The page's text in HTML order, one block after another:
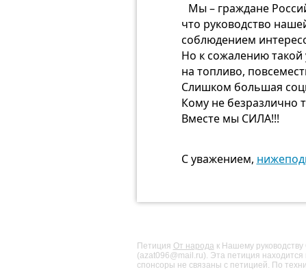
Мы – граждане
что руководство
соблюдением
Но к сожалению
на топливо,
Слишком большая
Кому не безразлично
Вместе мы СИЛА!!!
С уважением,
Петиция От народак Нашему
(azat096@mail.ru). Эта петиция
спонсоры не связаны с петицией. По